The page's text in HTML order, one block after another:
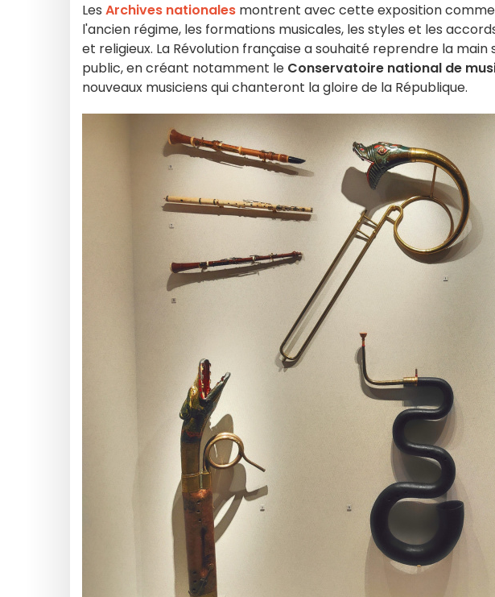
Les Archives nationales montrent avec cette exposition
l'ancien régime, les formations musicales, les styles et les
et religieux. La Révolution française a souhaité reprendre la
public, en créant notamment le Conservatoire national de
nouveaux musiciens qui chanteront la gloire de la République.